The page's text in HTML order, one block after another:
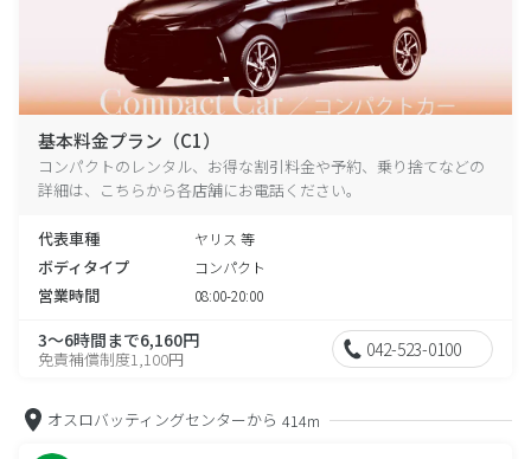
基本料金プラン（C1）
コンパクトのレンタル、お得な割引料金や予約、乗り捨てなどの
詳細は、こちらから各店舗にお電話ください。
代表車種 ヤリス 等
ボディタイプ コンパクト
営業時間 08:00-20:00
3～6時間まで6,160円
免責補償制度1,100円 042-523-0100
オスロバッティングセンターから 414m